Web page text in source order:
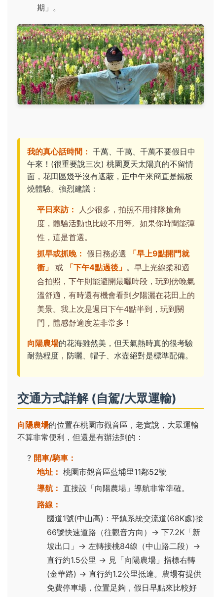
期」。
我的真心話時間： 千萬、千萬、千萬不要假日中
午來！(很重要說三次) 桃園夏天太陽真的不留情
面，花田區幾乎沒有遮蔽，正中午來簡直是鐵板
燒體驗。強烈建議：
平日來訪：
人少很多，拍照不用排隊搶角
度，體驗活動也比較不用等。如果你時間能彈
性，這是首選。
抓早或抓晚： 假日務必選
「早上9點開門就
衝」
或 「下午4點過後」 。早上光線柔和適
合拍照，下午則能避開最曬時段，玩到傍晚氣
溫舒適，有時還有機會看到夕陽灑在花田上的
美景。我上次是週日下午4點半到，玩到關
門，體感舒適度差非常多！
向陽農場的花海雖然美，但天氣熱時真的很考驗
耐熱程度，防曬、帽子、水壺絕對是標準配備。
交通方式詳解 (自駕/大眾運輸)
向陽農場的位置在桃園市觀音區，老實說，大眾運輸
不算非常便利，但還是有辦法到的：
? 開車/騎車：
地址： 桃園市觀音區藍埔里11鄰52號
導航： 直接設「向陽農場」導航非常準確。
路線：
國道1號(中山高)：平鎮系統交流道(68K處)接
66號快速道路（往觀音方向）→ 下7.2K「新
坡出口」→ 左轉接桃84線（中山路二段）→
直行約1.5公里 → 見「向陽農場」指標右轉
(金華路) → 直行約1.2公里抵達。農場有提供
免費停車場，位置足夠，假日早點來比較好